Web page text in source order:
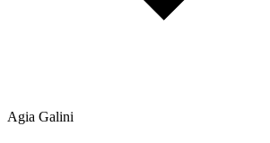
Agia Galini